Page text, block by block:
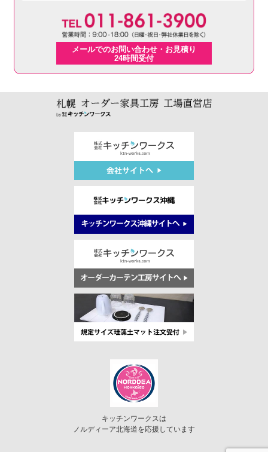
メールでのお問い合わせ・お見積り
24時間受付
キッチンワークスは
ノルディーア北海道を応援しています